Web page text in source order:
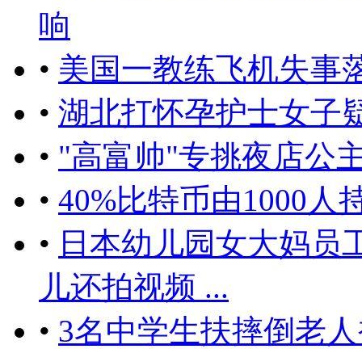
响
• 美国一教练飞机失事
• 湖北打怀孕护士女子
• "高富帅"专挑夜店公
• 40%比特币由1000人
• 日本幼儿园女大妈员
儿还拍视频 ...
• 3名中学生扶摔倒老